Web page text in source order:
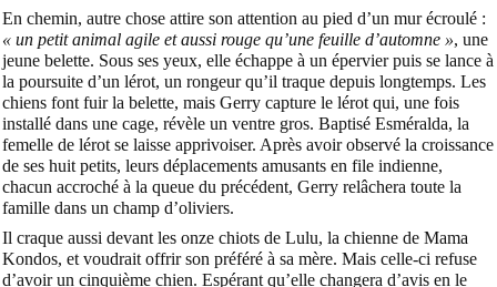
En chemin, autre chose attire son attention au pied d’un mur écroulé :
« un petit animal agile et aussi rouge qu’une feuille d’automne », une
jeune belette. Sous ses yeux, elle échappe à un épervier puis se lance à
la poursuite d’un lérot, un rongeur qu’il traque depuis longtemps. Les
chiens font fuir la belette, mais Gerry capture le lérot qui, une fois
installé dans une cage, révèle un ventre gros. Baptisé Esméralda, la
femelle de lérot se laisse apprivoiser. Après avoir observé la croissance
de ses huit petits, leurs déplacements amusants en file indienne,
chacun accroché à la queue du précédent, Gerry relâchera toute la
famille dans un champ d’oliviers.
Il craque aussi devant les onze chiots de Lulu, la chienne de Mama
Kondos, et voudrait offrir son préféré à sa mère. Mais celle-ci refuse
d’avoir un cinquième chien. Espérant qu’elle changera d’avis en le